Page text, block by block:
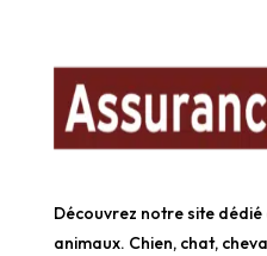
Découvrez notre site
animaux. Chien, chat,